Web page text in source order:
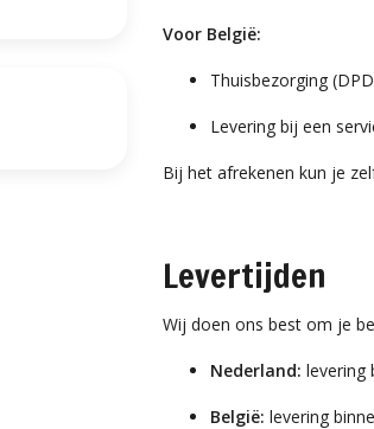
Voor België:
Thuisbezorging
Levering bij een
Bij het afrekenen kun je
Levertijden
Wij doen ons best om je
Nederland: levering
België: levering